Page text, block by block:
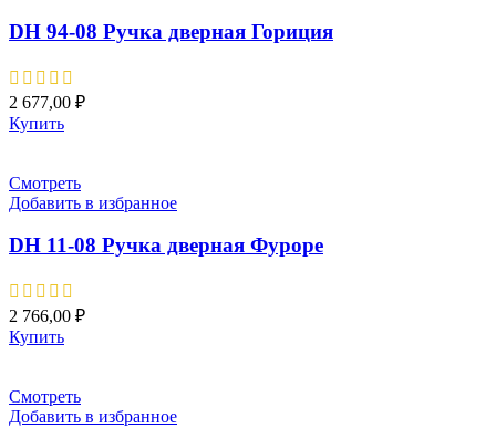
DH 94-08 Pучка дверная Гориция
2 677,00 ₽
Купить
Смотреть
Добавить в избранное
DH 11-08 Pучка дверная Фуроре
2 766,00 ₽
Купить
Смотреть
Добавить в избранное